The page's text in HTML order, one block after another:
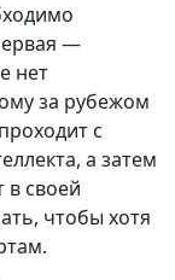
—
нет
за рубежом
с
а затем
в своей
чтобы хотя